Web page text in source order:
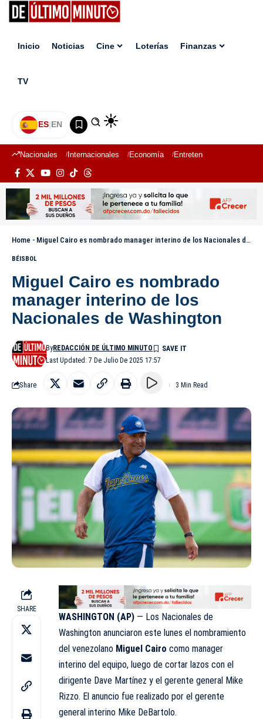
Inicio Noticias Cine Loterías Finanzas
TV
ES|EN
Nacionales Internacionales Economía Entretenimiento
Home - Miguel Cairo es nombrado manager interino de los Nacionales de Washington
BÉISBOL
Miguel Cairo es nombrado
manager interino de los
Nacionales de Washington
Last Updated: 7 De Julio De 2025 17:57
ByREDACCIÓN DE ÚLTIMO MINUTO
Share 3 Min Read
SHARE
WASHINGTON (AP) — Los Nacionales de
Washington anunciaron este lunes el nombramiento
del venezolano Miguel Cairo como manager
interino del equipo, luego de cortar lazos con el
dirigente Dave Martínez y el gerente general Mike
Rizzo. El anuncio fue realizado por el gerente
general interino Mike DeBartolo.